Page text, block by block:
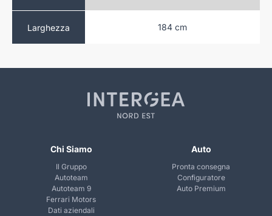
Larghezza 184 cm
Chi Siamo
Il Gruppo
Autoteam
Autoteam 9
Ferrari Motors
Dati aziendali
Auto
Pronta consegna
Configuratore
Auto Premium